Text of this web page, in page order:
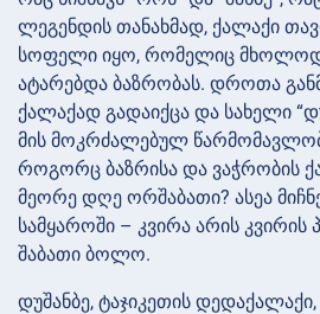
ლეგენდის თანახმად, ქალაქი
სოფელი იყო, რომელიც
ატარებდა ბაზრობას. დროთა
ქალაქად გადაიქცა და სახელი
მის მოკრძალებულ
როგორც ბაზრისა და ვაჭრობის
მეორე დღე ორშაბათი? ასეა
სამყაროში – კვირა არის
შაბათი ბოლო.
დუშანბე, ტაჯიკეთის